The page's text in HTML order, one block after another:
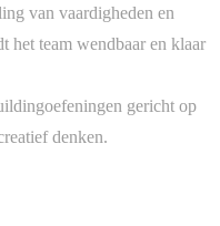
van vaardigheden en
het team wendbaar en klaar
gericht op
denken.